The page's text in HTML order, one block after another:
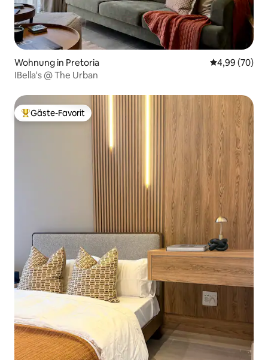
Wohnung in Pretoria
4,99 (70)
IBella's @ The Urban
Beliebter Gäste-Favorit.
Gäste-Favorit